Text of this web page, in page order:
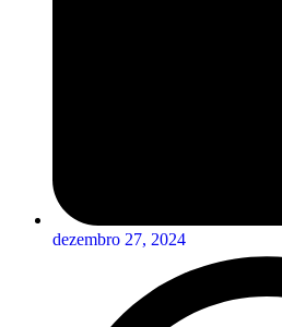
dezembro 27, 2024